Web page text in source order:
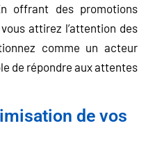
offrant des promotions
attirez l’attention des
comme un acteur
de répondre aux attentes
de vos